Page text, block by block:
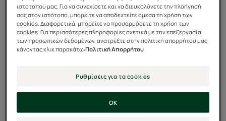
Προστατευτικό
Έλαιο
Μαλλιών
για
Καλοκαίρι
SOLAIRE
ιστότοπού μας. Για να συνεχίσετε και να διευκολύνετε την πλοήγησή
σας στον ιστότοπο, μπορείτε να αποδεχτείτε άμεσα τη χρήση των
cookies. Διαφορετικά, μπορείτε να προσαρμόσετε τη χρήση των
cookies. Για περισσότερες πληροφορίες σχετικά με την επεξεργασία
των προσωπικών δεδομένων, ανατρέξτε στην πολιτική απορρήτου μας
κάνοντας κλικ παρακάτω:Πολιτική Απορρήτου
Ρυθμίσεις για τα cookies
OK